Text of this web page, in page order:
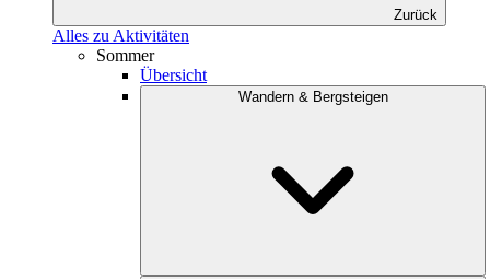
Zurück
Alles zu Aktivitäten
Sommer
Übersicht
Wandern & Bergsteigen